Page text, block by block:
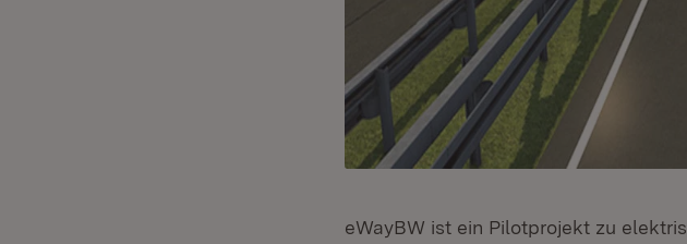
eWayBW ist ein Pilotprojekt zu